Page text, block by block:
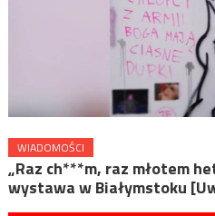
WIADOMOŚCI
„Raz ch***m, raz młotem
wystawa w Białymstoku